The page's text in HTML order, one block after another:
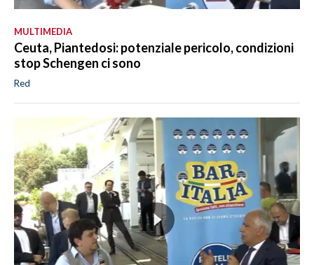
MULTIMEDIA
Ceuta, Piantedosi: potenziale pericolo, condizioni
stop Schengen ci sono
Red